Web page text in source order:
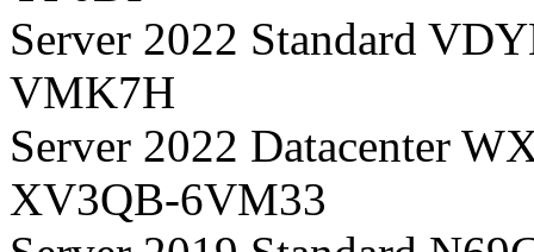
Server 2022 Standard
VMK7H
Server 2022 Datacenter
XV3QB-6VM33